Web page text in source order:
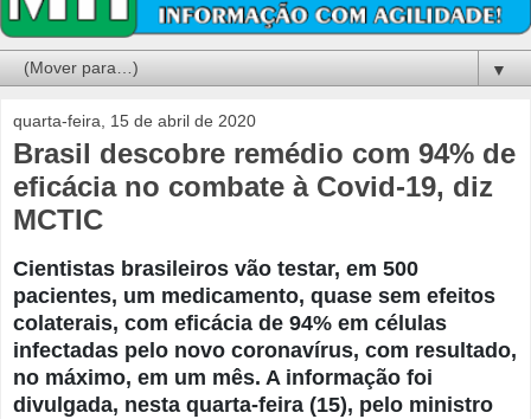
▼
quarta-feira, 15 de abril de 2020
Brasil descobre remédio com 94% de
eficácia no combate à Covid-19, diz
MCTIC
Cientistas brasileiros vão testar, em 500
pacientes, um medicamento, quase sem efeitos
colaterais, com eficácia de 94% em células
infectadas pelo novo coronavírus, com resultado,
no máximo, em um mês. A informação foi
divulgada, nesta quarta-feira (15), pelo ministro